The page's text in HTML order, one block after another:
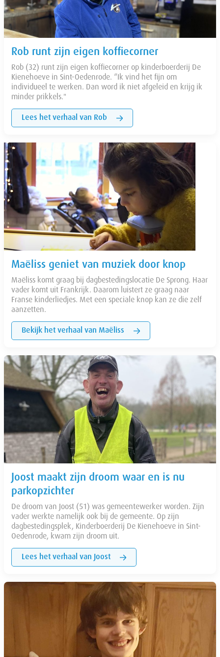
Rob runt zijn eigen koffiecorner
Rob (32) runt zijn eigen koffiecorner op kinderboerderij De
Kienehoeve in Sint-Oedenrode. “Ik vind het fijn om
individueel te werken. Dan word ik niet afgeleid en krijg ik
minder prikkels."
Lees het verhaal van Rob
Maëliss geniet van muziek door knop
Maëliss komt graag bij dagbestedingslocatie De Sprong. Haar
vader komt uit Frankrijk. Daarom luistert ze graag naar
Franse kinderliedjes. Met een speciale knop kan ze die zelf
aanzetten.
Bekijk het verhaal van Maëliss
Joost maakt zijn droom waar en is nu
parkopzichter
De droom van Joost (51) was gemeentewerker worden. Zijn
vader werkte namelijk ook bij de gemeente. Op zijn
dagbestedingsplek, Kinderboerderij De Kienehoeve in Sint-
Oedenrode, kwam zijn droom uit.
Lees het verhaal van Joost